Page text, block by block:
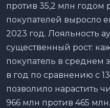
против 35,2 млн годом
покупателей выросло
2023 год. Лояльность
существенный рост:
покупатель в среднем
в год по сравнению с
позволило нарастить
966 млн против 465